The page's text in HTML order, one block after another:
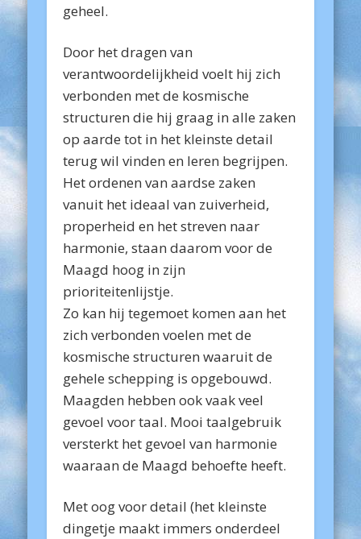
geheel.
Door het dragen van
verantwoordelijkheid voelt hij zich
verbonden met de kosmische
structuren die hij graag in alle zaken
op aarde tot in het kleinste detail
terug wil vinden en leren begrijpen.
Het ordenen van aardse zaken
vanuit het ideaal van zuiverheid,
properheid en het streven naar
harmonie, staan daarom voor de
Maagd hoog in zijn
prioriteitenlijstje.
Zo kan hij tegemoet komen aan het
zich verbonden voelen met de
kosmische structuren waaruit de
gehele schepping is opgebouwd.
Maagden hebben ook vaak veel
gevoel voor taal. Mooi taalgebruik
versterkt het gevoel van harmonie
waaraan de Maagd behoefte heeft.
Met oog voor detail (het kleinste
dingetje maakt immers onderdeel